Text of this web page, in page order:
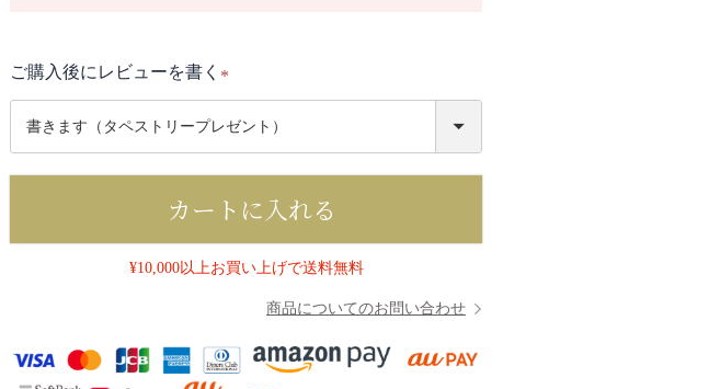
ご購入後にレビューを書く
須
)
カートに入れる
¥10,000以上お買い上げで送料無料
商品についてのお問い合わせ